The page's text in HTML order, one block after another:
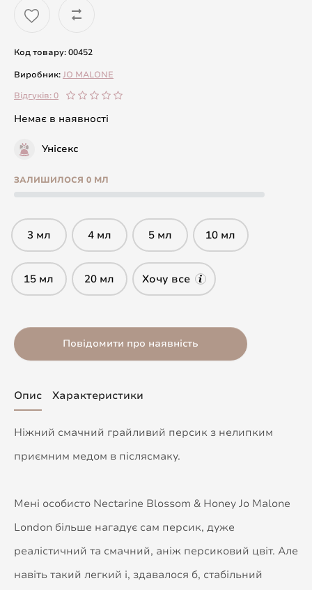
Код товару: 00452
Виробник:JO MALONE
Відгуків: 0
Немає в наявності
Унісекс
ЗАЛИШИЛОСЯ 0 МЛ
3 мл 4 мл 5 мл 10 мл
15 мл 20 мл Хочу все
Повідомити про наявність
Опис Характеристики
Ніжний смачний грайливий персик з нелипким
приємним медом в післясмаку.
Мені особисто Nectarine Blossom & Honey Jo Malone
London більше нагадує сам персик, дуже
реалістичний та смачний, аніж персиковий цвіт. Але
навіть такий легкий і, здавалося б, стабільний